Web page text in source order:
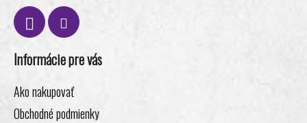
Informácie pre vás
Ako nakupovať
Obchodné podmienky